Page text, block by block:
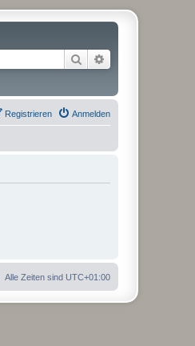
Suche
Anmelden
Registrieren
Alle Zeiten sind UTC+01:00